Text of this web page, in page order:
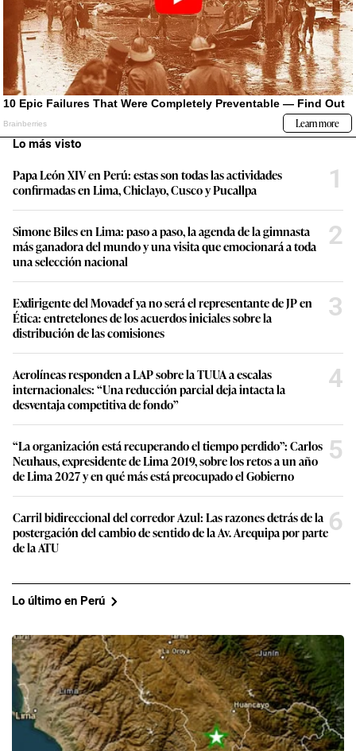
Lo más visto
Papa León XIV en Perú: estas son todas las actividades
confirmadas en Lima, Chiclayo, Cusco y Pucallpa
1
Simone Biles en Lima: paso a paso, la agenda de la gimnasta
más ganadora del mundo y una visita que emocionará a toda
una selección nacional
2
Exdirigente del Movadef ya no será el representante de JP en
Ética: entretelones de los acuerdos iniciales sobre la
distribución de las comisiones
3
Aerolíneas responden a LAP sobre la TUUA a escalas
internacionales: “Una reducción parcial deja intacta la
desventaja competitiva de fondo”
4
“La organización está recuperando el tiempo perdido”: Carlos
Neuhaus, expresidente de Lima 2019, sobre los retos a un año
de Lima 2027 y en qué más está preocupado el Gobierno
5
Carril bidireccional del corredor Azul: Las razones detrás de la
postergación del cambio de sentido de la Av. Arequipa por parte
de la ATU
6
Lo último en Perú